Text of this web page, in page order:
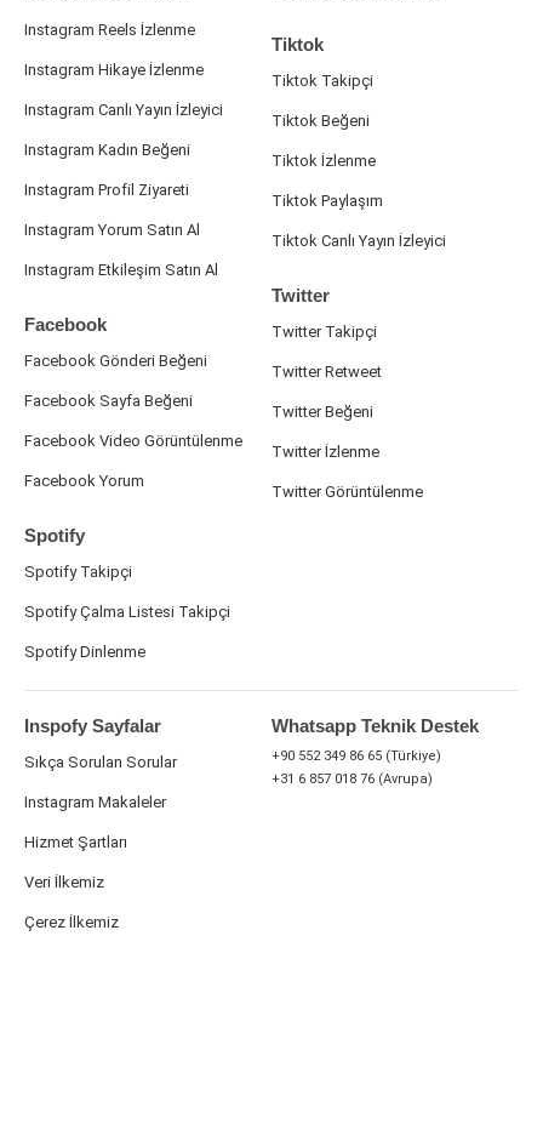
Instagram Reels İzlenme
Instagram Hikaye İzlenme
Instagram Canlı Yayın İzleyici
Instagram Kadın Beğeni
Instagram Profil Ziyareti
Instagram Yorum Satın Al
Instagram Etkileşim Satın Al
Facebook
Facebook Gönderi Beğeni
Facebook Sayfa Beğeni
Facebook Video Görüntülenme
Facebook Yorum
Spotify
Spotify Takipçi
Spotify Çalma Listesi Takipçi
Spotify Dinlenme
Tiktok
Tiktok Takipçi
Tiktok Beğeni
Tiktok İzlenme
Tiktok Paylaşım
Tiktok Canlı Yayın İzleyici
Twitter
Twitter Takipçi
Twitter Retweet
Twitter Beğeni
Twitter İzlenme
Twitter Görüntülenme
Inspofy Sayfalar
Sıkça Sorulan Sorular
Instagram Makaleler
Hizmet Şartları
Veri İlkemiz
Çerez İlkemiz
Whatsapp Teknik Destek
+90 552 349 86 65 (Türkiye)
+31 6 857 018 76 (Avrupa)